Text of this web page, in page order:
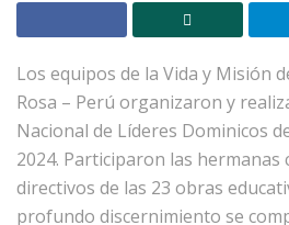
Los equipos de la Vida y Misión
Rosa – Perú organizaron y
Nacional de Líderes Dominicos
2024. Participaron las hermanas
directivos de las 23 obras
profundo discernimiento se